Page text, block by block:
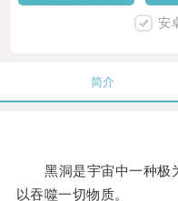
安
简介
黑洞是宇宙中一种极
以吞噬一切物质。